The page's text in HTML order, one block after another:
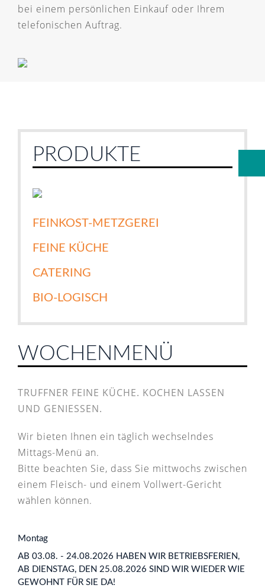
bei einem persönlichen Einkauf oder Ihrem
telefonischen Auftrag.
PRODUKTE
FEINKOST-METZGEREI
FEINE KÜCHE
CATERING
BIO-LOGISCH
WOCHENMENÜ
TRUFFNER FEINE KÜCHE. KOCHEN LASSEN
UND GENIESSEN.
Wir bieten Ihnen ein täglich wechselndes
Mittags-Menü an.
Bitte beachten Sie, dass Sie mittwochs zwischen
einem Fleisch- und einem Vollwert-Gericht
wählen können.
Montag
AB 03.08. - 24.08.2026 HABEN WIR BETRIEBSFERIEN,
AB DIENSTAG, DEN 25.08.2026 SIND WIR WIEDER WIE
GEWOHNT FÜR SIE DA!